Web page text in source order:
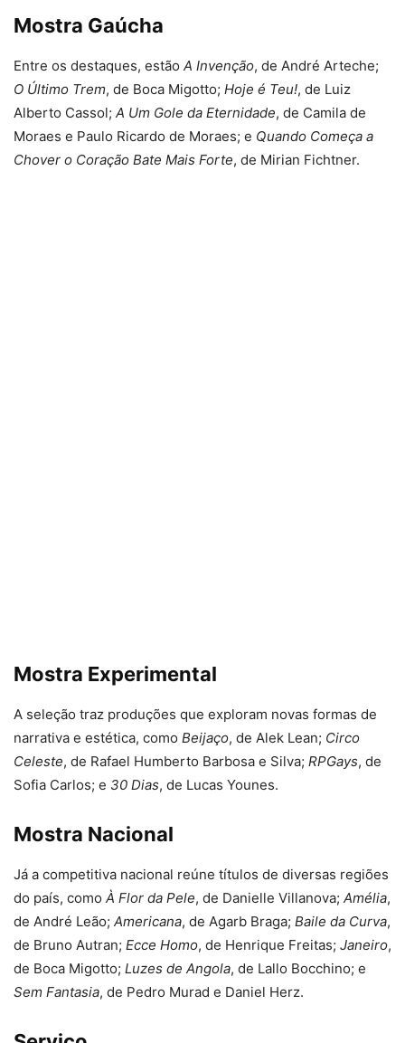
Mostra Gaúcha
Entre os destaques, estão A Invenção, de André Arteche;
O Último Trem, de Boca Migotto; Hoje é Teu!, de Luiz
Alberto Cassol; A Um Gole da Eternidade, de Camila de
Moraes e Paulo Ricardo de Moraes; e Quando Começa a
Chover o Coração Bate Mais Forte, de Mirian Fichtner.
Mostra Experimental
A seleção traz produções que exploram novas formas de
narrativa e estética, como Beijaço, de Alek Lean; Circo
Celeste, de Rafael Humberto Barbosa e Silva; RPGays, de
Sofia Carlos; e 30 Dias, de Lucas Younes.
Mostra Nacional
Já a competitiva nacional reúne títulos de diversas regiões
do país, como À Flor da Pele, de Danielle Villanova; Amélia,
de André Leão; Americana, de Agarb Braga; Baile da Curva,
de Bruno Autran; Ecce Homo, de Henrique Freitas; Janeiro,
de Boca Migotto; Luzes de Angola, de Lallo Bocchino; e
Sem Fantasia, de Pedro Murad e Daniel Herz.